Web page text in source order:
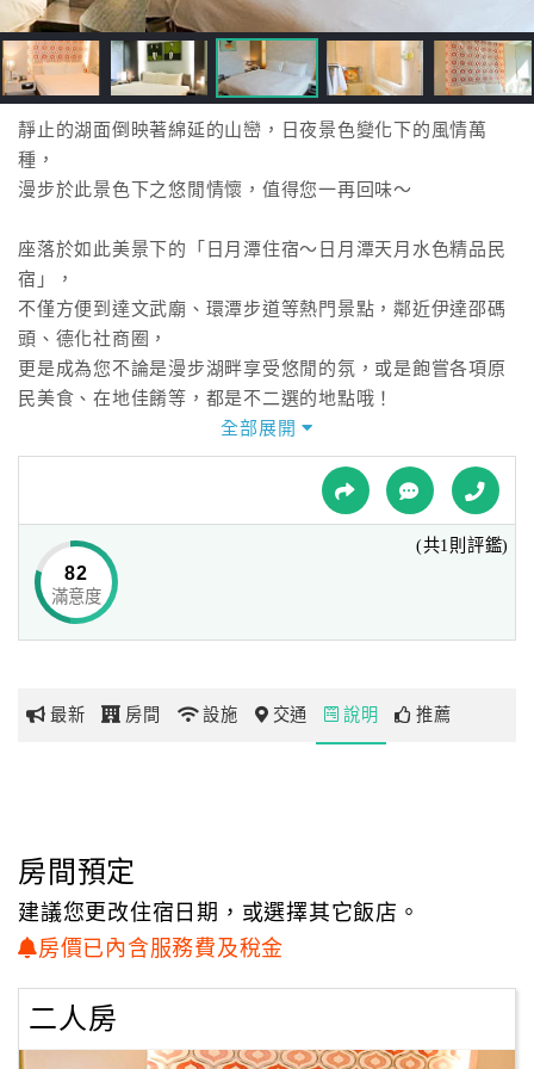
跟
飯
店
訂
房
HOT
特
色
民
宿
球
網
玩
地
圖
顧
務
靜止的湖面倒映著綿延的山巒，日夜景色變化下的風情萬
種，
漫步於此景色下之悠閒情懷，值得您一再回味～
座落於如此美景下的「日月潭住宿～日月潭天月水色精品民
宿」，
不僅方便到達文武廟、環潭步道等熱門景點，鄰近伊達邵碼
頭、德化社商圈，
更是成為您不論是漫步湖畔享受悠閒的氛，或是飽嘗各項原
民美食、在地佳餚等，都是不二選的地點哦！
步行到日月潭纜車乘車處也只需要約15分鐘的時間，
細細品味沁涼微風的吹徐、光影綠蔭的迷人，體會不同以往
簡約高雅挑高的大廳設計、親切熱情的服務人員，一進入就
猶如回到家的無壓迫、溫馨舒適。
合法登記全新落成的「日月潭住宿～日月潭天月水色精品民
的景物情懷；
全部展開
82
滿意度
(共1則評鑑)
最新 房間 設施 交通 說明 推薦
房間預定
建議您更改住宿日期，或選擇其它飯店。
房價已內含服務費及稅金
二人房